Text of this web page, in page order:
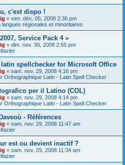
c'est dispo !
« ven. déc. 05, 2008 2:36 pm
langues régionales et minoritaires
Service Pack 4 »
« dim. nov. 30, 2008 2:55 pm
spellchecker for Microsoft Office
« sam. nov. 29, 2008 4:16 pm
Orthographique Latin - Latin Spell Checker
per il Latino (COL)
« sam. nov. 29, 2008 4:14 pm
Orthographique Latin - Latin Spell Checker
- Références
« sam. nov. 29, 2008 11:47 am
est ou devient inactif ?
« sam. nov. 29, 2008 11:34 am